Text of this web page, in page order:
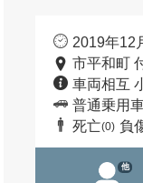
2019年12
市平和町
車両相互
普通乗用車
死亡(0) 負
他